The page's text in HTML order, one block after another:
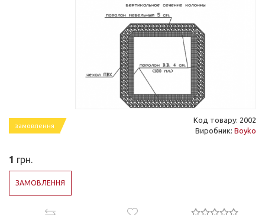
замовлення
Код товару: 2002
Виробник: Boyko
1 грн.
ЗАМОВЛЕННЯ